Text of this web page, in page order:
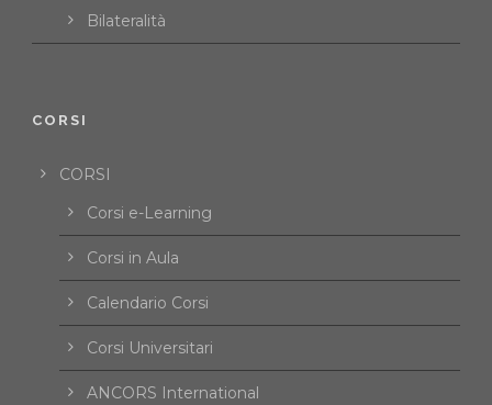
Bilateralità
CORSI
CORSI
Corsi e-Learning
Corsi in Aula
Calendario Corsi
Corsi Universitari
ANCORS International